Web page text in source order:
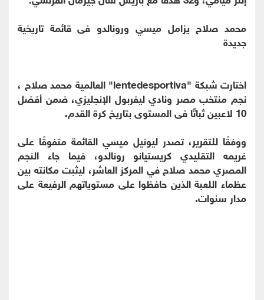
محمد صلاح يزامل ميسي ورونالدو فى قائمة تاريخية
جديدة
اختارت شبكة "lentedesportiva" العالمية محمد صلاح ،
نجم منتخب مصر ونادي ليفربول الإنجليزي، ضمن أفضل
10 لاعبين ثباتًا فى المستوى بتاريخ كرة القدم.
ووفقًا للتقرير، تصدر ليونيل ميسي القائمة متفوقًا على
غريمه التقليدي كريستيانو رونالدو، فيما جاء النجم
المصري محمد صلاح في المركز العاشر، ليثبت مكانته بين
عظماء اللعبة الذين حافظوا على مستوياتهم الرفيعة على
مدار سنوات.